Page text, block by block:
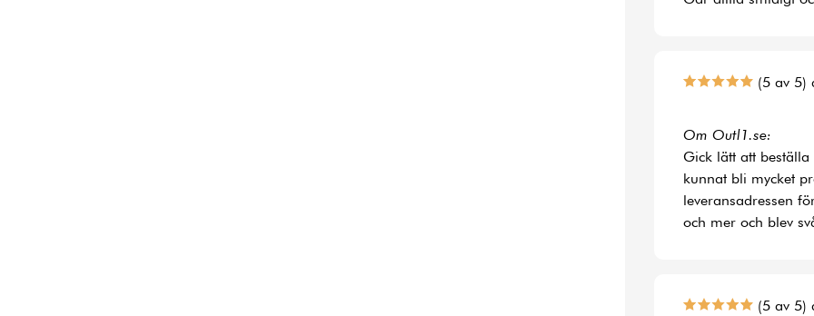
(5 av 5)
Om Outl1.se:
Gick lätt att
kunnat bli mycket
leveransadressen
och mer och blev
(5 av 5)